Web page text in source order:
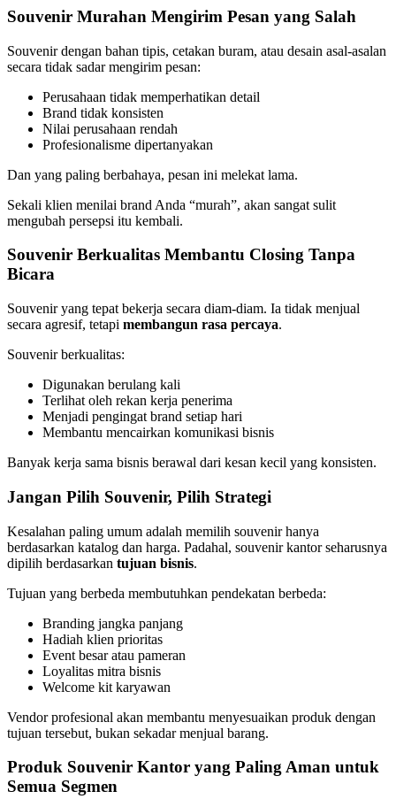
Souvenir Murahan Mengirim Pesan yang Salah
Souvenir dengan bahan tipis, cetakan buram, atau desain asal-asalan
secara tidak sadar mengirim pesan:
Perusahaan tidak memperhatikan detail
Brand tidak konsisten
Nilai perusahaan rendah
Profesionalisme dipertanyakan
Dan yang paling berbahaya, pesan ini melekat lama.
Sekali klien menilai brand Anda “murah”, akan sangat sulit
mengubah persepsi itu kembali.
Souvenir Berkualitas Membantu Closing Tanpa
Bicara
Souvenir yang tepat bekerja secara diam-diam. Ia tidak menjual
secara agresif, tetapi membangun rasa percaya.
Souvenir berkualitas:
Digunakan berulang kali
Terlihat oleh rekan kerja penerima
Menjadi pengingat brand setiap hari
Membantu mencairkan komunikasi bisnis
Banyak kerja sama bisnis berawal dari kesan kecil yang konsisten.
Jangan Pilih Souvenir, Pilih Strategi
Kesalahan paling umum adalah memilih souvenir hanya
berdasarkan katalog dan harga. Padahal, souvenir kantor seharusnya
dipilih berdasarkan tujuan bisnis.
Tujuan yang berbeda membutuhkan pendekatan berbeda:
Branding jangka panjang
Hadiah klien prioritas
Event besar atau pameran
Loyalitas mitra bisnis
Welcome kit karyawan
Vendor profesional akan membantu menyesuaikan produk dengan
tujuan tersebut, bukan sekadar menjual barang.
Produk Souvenir Kantor yang Paling Aman untuk
Semua Segmen